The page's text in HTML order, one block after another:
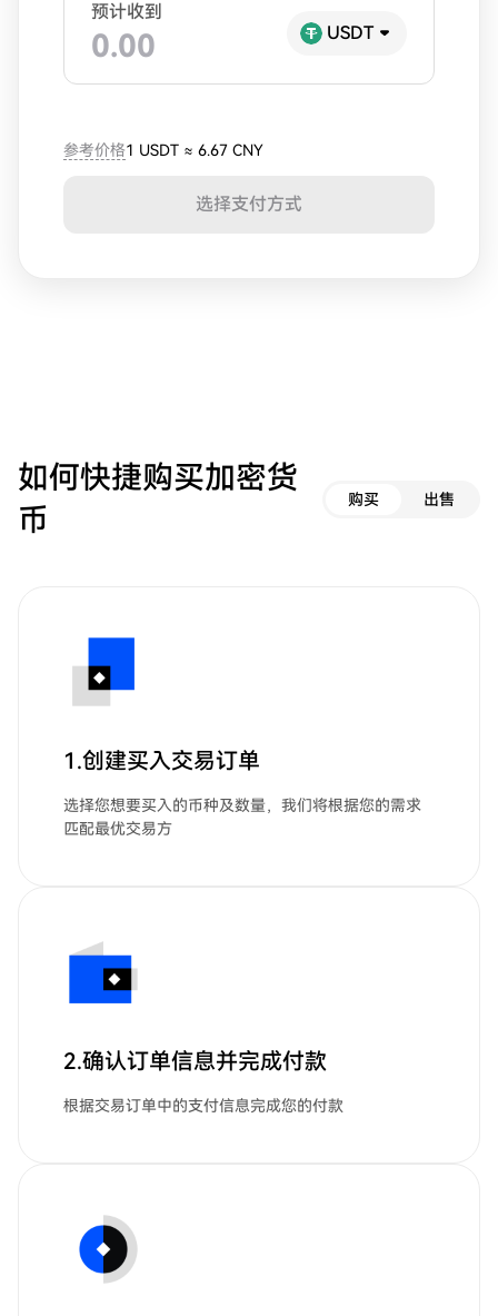
预计收到
USDT
参考价格1 USDT ≈ 6.67 CNY
选择支付方式
如何快捷购买加密货
币
购买 出售
1.创建买入交易订单
选择您想要买入的币种及数量，我们将根据您的需求
匹配最优交易方
2.确认订单信息并完成付款
根据交易订单中的支付信息完成您的付款